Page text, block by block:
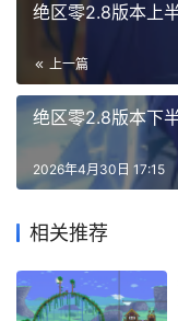
绝区零2.8版本上
上一篇
绝区零2.8版本下
2026年4月30日 17:15
相关推荐